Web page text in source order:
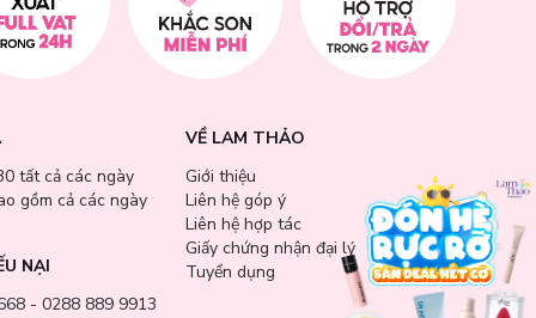
Methane,
extract
(02ppm),
Root
Tea
extract,
peel
maca
extract,
Mud
extract,
tất cả các ngày
gồm cả các ngày
NẠI
- 0288 889 9913
VỀ LAM THẢO
Giới thiệu
Liên hệ góp ý
Liên hệ hợp tác
Giấy chứng nhận đại lý
Tuyển dụng